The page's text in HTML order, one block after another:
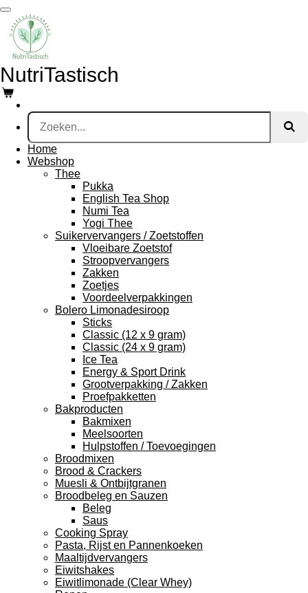
Ga
direct
naar
de
hoofdinhoud
NutriTastisch
Home
Webshop
Thee
Pukka
English Tea Shop
Numi Tea
Yogi Thee
Suikervervangers / Zoetstoffen
Vloeibare Zoetstof
Stroopvervangers
Zakken
Zoetjes
Voordeelverpakkingen
Bolero Limonadesiroop
Sticks
Classic (12 x 9 gram)
Classic (24 x 9 gram)
Ice Tea
Energy & Sport Drink
Grootverpakking / Zakken
Proefpakketten
Bakproducten
Bakmixen
Meelsoorten
Hulpstoffen / Toevoegingen
Broodmixen
Brood & Crackers
Muesli & Ontbijtgranen
Broodbeleg en Sauzen
Beleg
Saus
Cooking Spray
Pasta, Rijst en Pannenkoeken
Maaltijdvervangers
Eiwitshakes
Eiwitlimonade (Clear Whey)